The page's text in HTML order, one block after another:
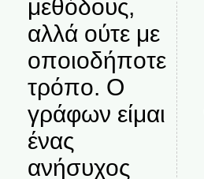
μεθόδους,
αλλά ούτε με
οποιοδήποτε
τρόπο. Ο
γράφων είμαι
ένας
ανήσυχος